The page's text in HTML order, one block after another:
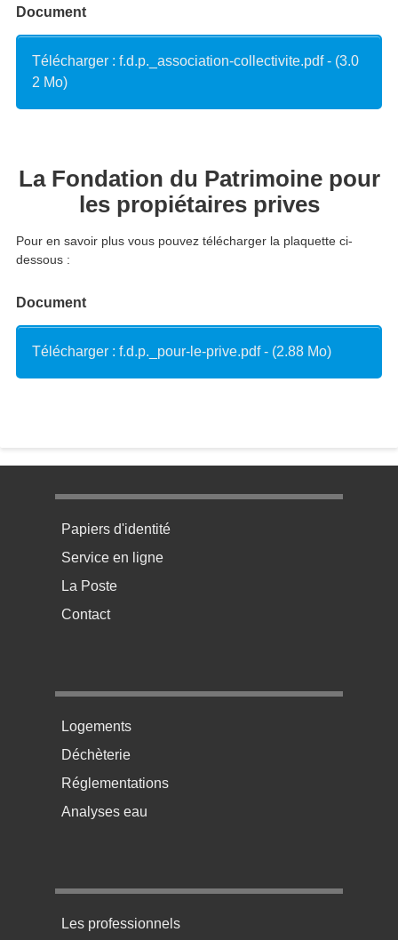
Document
Télécharger : f.d.p._association-collectivite.pdf - (3.0
2 Mo)
La Fondation du Patrimoine pour
les propiétaires prives
Pour en savoir plus vous pouvez télécharger la plaquette ci-
dessous :
Document
Télécharger : f.d.p._pour-le-prive.pdf - (2.88 Mo)
Menu pratique bas de page 1
Papiers d'identité
Service en ligne
La Poste
Contact
Menu pratique bas de page 2
Logements
Déchèterie
Réglementations
Analyses eau
Menu pratique bas de page 3
Les professionnels